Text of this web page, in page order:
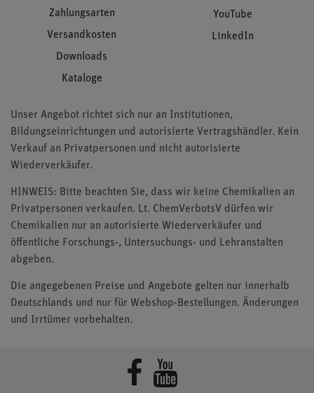
Zahlungsarten
Versandkosten
Downloads
Kataloge
YouTube
LinkedIn
Unser Angebot richtet sich nur an Institutionen,
Bildungseinrichtungen und autorisierte Vertragshändler. Kein
Verkauf an Privatpersonen und nicht autorisierte
Wiederverkäufer.
HINWEIS: Bitte beachten Sie, dass wir keine Chemikalien an
Privatpersonen verkaufen. Lt. ChemVerbotsV dürfen wir
Chemikalien nur an autorisierte Wiederverkäufer und
öffentliche Forschungs-, Untersuchungs- und Lehranstalten
abgeben.
Die angegebenen Preise und Angebote gelten nur innerhalb
Deutschlands und nur für Webshop-Bestellungen. Änderungen
und Irrtümer vorbehalten.